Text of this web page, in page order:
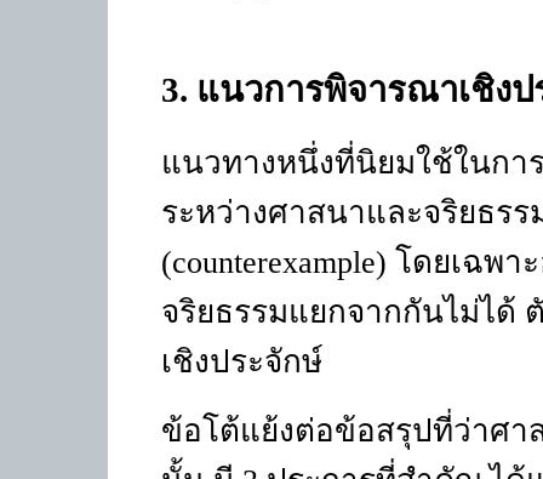
3. แนวการพิจารณาเชิงป
แนวทางหนึ่งที่นิยมใช้ในก
ระหว่างศาสนาและจริยธร
(counterexample) โดยเฉพา
จริยธรรมแยกจากกันไม่ได้
เชิงประจักษ์
ข้อโต้แย้งต่อข้อสรุปที่ว่าศา